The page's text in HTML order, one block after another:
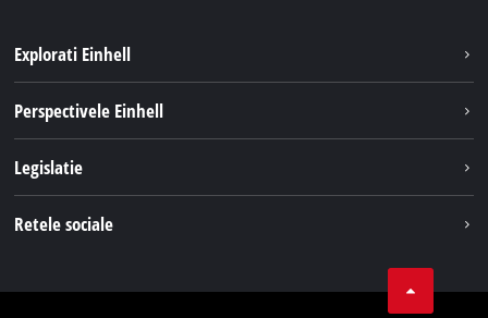
Explorati Einhell
Sistemul de acumulatori
Perspectivele Einhell
Einhell in lume
Legislatie
Retele sociale